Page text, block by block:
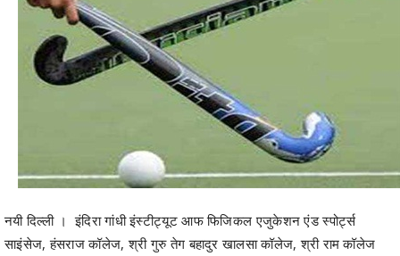
नयी दिल्ली । इंदिरा गांधी इंस्टीट्यूट आफ फिजिकल एजुकेशन एंड स्पोर्ट्स
साइंसेज, हंसराज कॉलेज, श्री गुरु तेग बहादुर खालसा कॉलेज, श्री राम कॉलेज